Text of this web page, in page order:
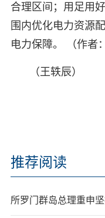
合理区间；用足用
围内优化电力资源
电力保障。 （作者
（王轶辰）
推荐阅读
所罗门群岛总理重申